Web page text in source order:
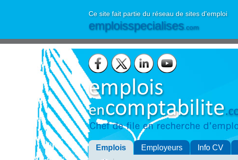
Ce site fait partie du réseau de sites d'emploi
emploisspecialises.com
Emplois Employeurs Info CV